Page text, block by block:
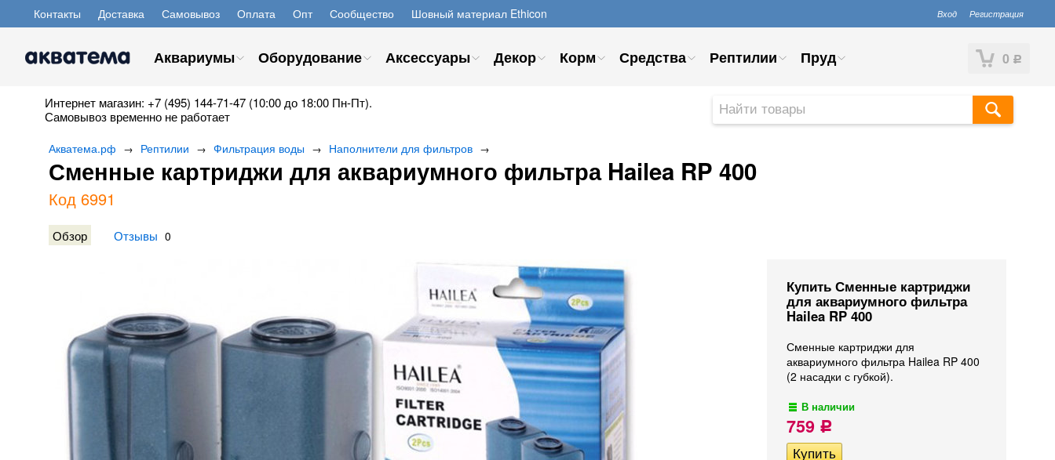
Контакты Доставка Самовывоз Оплата Опт Сообщество Шовный материал Ethicon Вход Регистрация
0 Р
Аквариумы Оборудование Аксессуары Декор Корм Средства Рептилии Пруд
Интернет магазин: +7 (495) 144-71-47 (10:00 до 18:00 Пн-Пт).
Самовывоз временно не работает
Акватема.рф → Рептилии → Фильтрация воды → Наполнители для фильтров →
Сменные картриджи для аквариумного фильтра Hailea RP 400
Код 6991
Обзор Отзывы 0
Купить Сменные картриджи
для аквариумного фильтра
Hailea RP 400
Сменные картриджи для
аквариумного фильтра Hailea RP 400
(2 насадки с губкой).
В наличии
759 Р